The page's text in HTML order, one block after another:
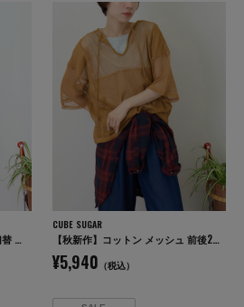
【秋新作】コットン メッシュ 切替 ビッグパーカー
CUBE SUGAR
【秋新作】コットン メッシュ 前後2WAY 切替 プルオーバー
¥5,940 （税込）